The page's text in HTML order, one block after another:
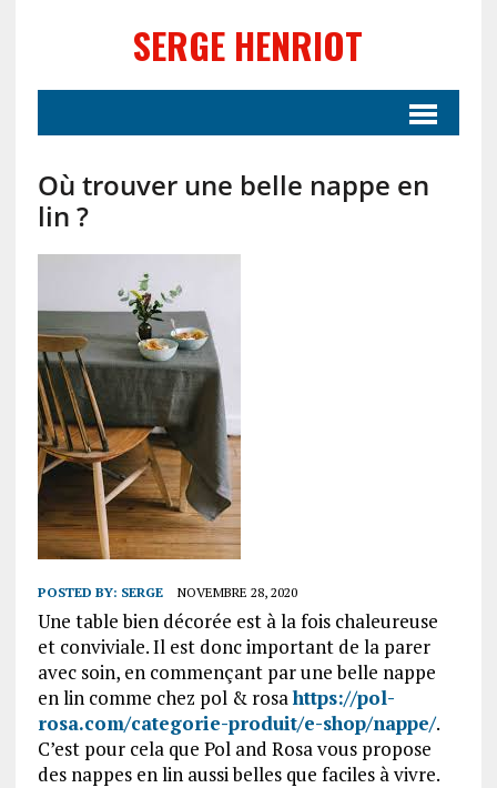
SERGE HENRIOT
Où trouver une belle nappe en
lin ?
POSTED BY: SERGE NOVEMBRE 28, 2020
Une table bien décorée est à la fois chaleureuse
et conviviale. Il est donc important de la parer
avec soin, en commençant par une belle nappe
en lin comme chez pol & rosahttps://pol-
rosa.com/categorie-produit/e-shop/nappe/.
C’est pour cela que Pol and Rosa vous propose
des nappes en lin aussi belles que faciles à vivre.